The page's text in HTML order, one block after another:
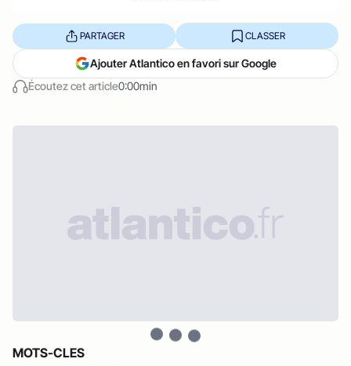
Écoutez cet article0:00min
PARTAGER CLASSER
Ajouter Atlantico en favori sur Google
MOTS-CLES